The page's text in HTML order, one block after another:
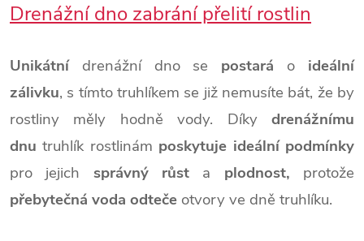
Drenážní dno zabrání přelití rostlin
Unikátnídrenážní dno se postará o ideální
zálivku, s tímto truhlíkem se již nemusíte bát, že by
rostliny měly hodně vody. Díky drenážnímu
dnu truhlík rostlinám poskytuje ideální podmínky
pro jejich správný růst a plodnost, protože
přebytečná voda odteče otvory ve dně truhlíku.